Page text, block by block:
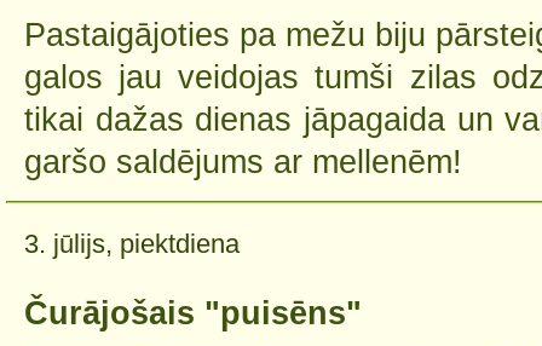
Pastaigājoties pa mežu biju
galos jau veidojas tumši zilas
tikai dažas dienas jāpagaida un
garšo saldējums ar mellenēm!
3. jūlijs, piektdiena
Čurājošais "puisēns"